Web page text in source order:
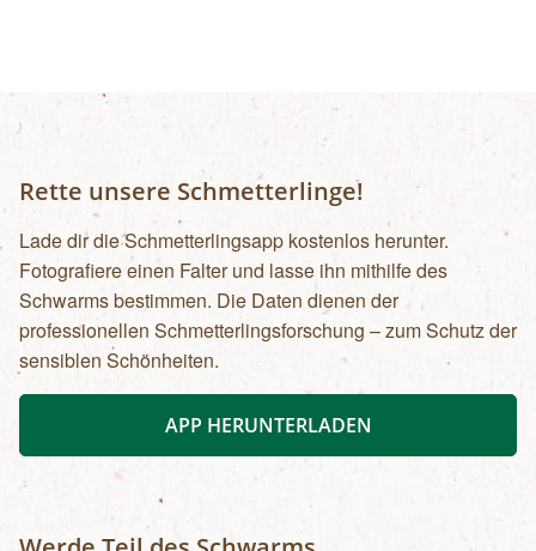
Rette unsere Schmetterlinge!
Lade dir die Schmetterlingsapp kostenlos herunter.
Fotografiere einen Falter und lasse ihn mithilfe des
Schwarms bestimmen. Die Daten dienen der
professionellen Schmetterlingsforschung – zum Schutz der
sensiblen Schönheiten.
APP HERUNTERLADEN